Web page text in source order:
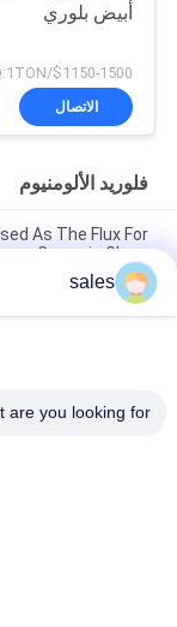
أبيض بلوري
$1150-1500/MT MOQ:1TON
الاتصال
فلوريد الألومنيوم
As The Flux For
Ceramic Glaze
لسوائل اللحام في
sales
you looking for?